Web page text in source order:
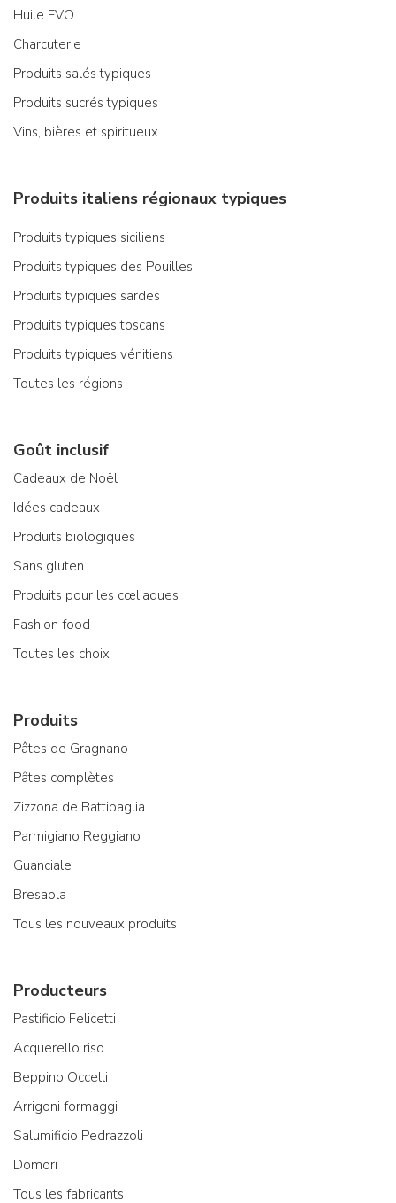
Huile EVO
Charcuterie
Produits salés typiques
Produits sucrés typiques
Vins, bières et spiritueux
Produits italiens régionaux typiques
Produits typiques siciliens
Produits typiques des Pouilles
Produits typiques sardes
Produits typiques toscans
Produits typiques vénitiens
Toutes les régions
Goût inclusif
Cadeaux de Noël
Idées cadeaux
Produits biologiques
Sans gluten
Produits pour les cœliaques
Fashion food
Toutes les choix
Produits
Pâtes de Gragnano
Pâtes complètes
Zizzona de Battipaglia
Parmigiano Reggiano
Guanciale
Bresaola
Tous les nouveaux produits
Producteurs
Pastificio Felicetti
Acquerello riso
Beppino Occelli
Arrigoni formaggi
Salumificio Pedrazzoli
Domori
Tous les fabricants